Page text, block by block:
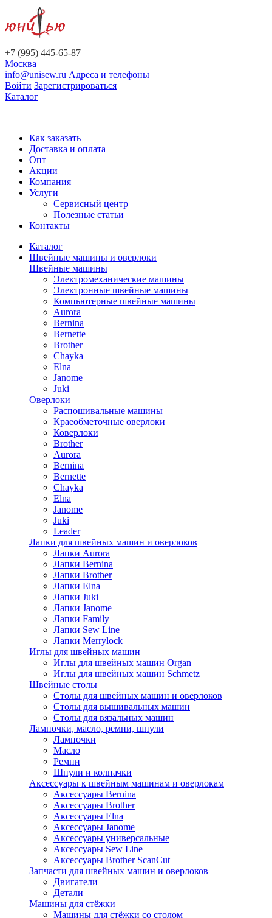
+7 (995) 445-65-87
Москва
info@unisew.ru Адреса и телефоны
Войти Зарегистрироваться
Каталог
Как заказать
Доставка и оплата
Опт
Акции
Компания
Услуги
Сервисный центр
Полезные статьи
Контакты
Каталог
Швейные машины и оверлоки
Швейные машины
Электромеханические машины
Электронные швейные машины
Компьютерные швейные машины
Aurora
Bernina
Bernette
Brother
Chayka
Elna
Janome
Juki
Оверлоки
Распошивальные машины
Краеобметочные оверлоки
Коверлоки
Brother
Aurora
Bernina
Bernette
Chayka
Elna
Janome
Juki
Leader
Лапки для швейных машин и оверлоков
Лапки Aurora
Лапки Bernina
Лапки Brother
Лапки Elna
Лапки Juki
Лапки Janome
Лапки Family
Лапки Sew Line
Лапки Merrylock
Иглы для швейных машин
Иглы для швейных машин Organ
Иглы для швейных машин Schmetz
Швейные столы
Столы для швейных машин и оверлоков
Столы для вышивальных машин
Столы для вязальных машин
Лампочки, масло, ремни, шпули
Лампочки
Масло
Ремни
Шпули и колпачки
Аксессуары к швейным машинам и оверлокам
Аксессуары Bernina
Аксессуары Brother
Аксессуары Elna
Аксессуары Janome
Аксессуары универсальные
Аксессуары Sew Line
Аксессуары Brother ScanCut
Запчасти для швейных машин и оверлоков
Двигатели
Детали
Машины для стёжки
Машины для стёжки со столом